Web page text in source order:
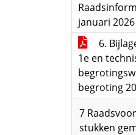
januari 2026
6.
1e en
begroting
7
stukken